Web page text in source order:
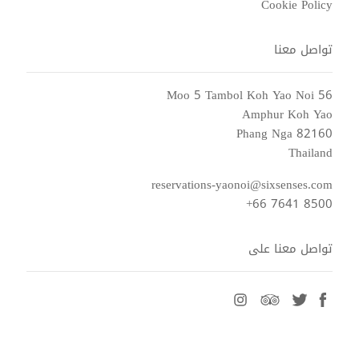
Cookie Policy
تواصل معنا
56 Moo 5 Tambol Koh Yao Noi
Amphur Koh Yao
Phang Nga 82160
Thailand
reservations-yaonoi@sixsenses.com
+66 7641 8500
تواصل معنا على
facebook
twitter
tripadvisor